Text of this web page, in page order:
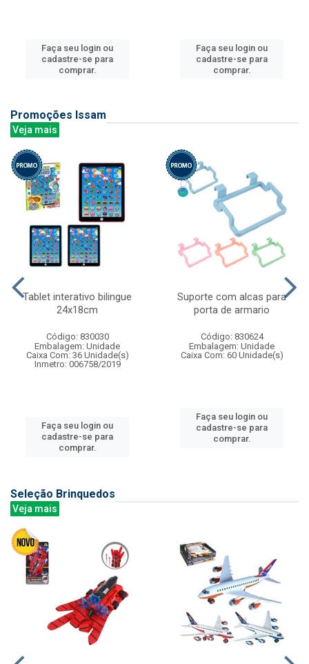
Faça seu login ou
cadastre-se para
comprar.
Faça seu login ou
cadastre-se para
comprar.
Promoções Issam
Veja mais
Tablet interativo bilingue
24x18cm
Código: 830030
Embalagem: Unidade
Caixa Com: 36 Unidade(s)
Inmetro: 006758/2019
Faça seu login ou
cadastre-se para
comprar.
Suporte com alcas para
porta de armario
Código: 830624
Embalagem: Unidade
Caixa Com: 60 Unidade(s)
Faça seu login ou
cadastre-se para
comprar.
Seleção Brinquedos
Veja mais